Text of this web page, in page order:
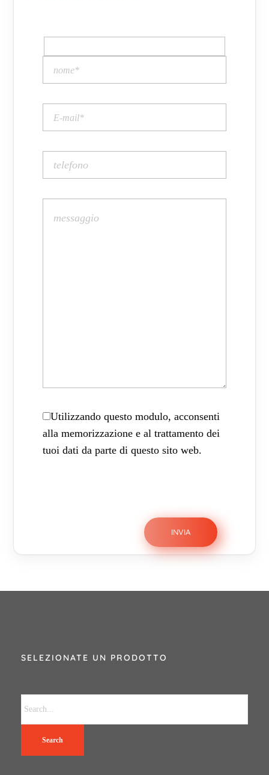
Utilizzando questo modulo, acconsenti
alla memorizzazione e al trattamento dei
tuoi dati da parte di questo sito web.
SELEZIONATE UN PRODOTTO
Search